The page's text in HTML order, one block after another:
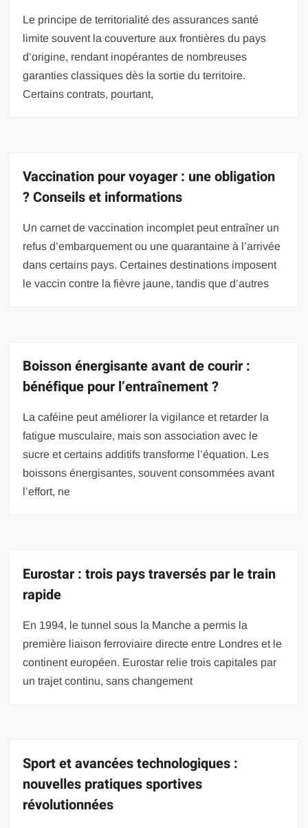
Le principe de territorialité des assurances santé
limite souvent la couverture aux frontières du pays
d’origine, rendant inopérantes de nombreuses
garanties classiques dès la sortie du territoire.
Certains contrats, pourtant,
Vaccination pour voyager : une obligation
? Conseils et informations
Un carnet de vaccination incomplet peut entraîner un
refus d’embarquement ou une quarantaine à l’arrivée
dans certains pays. Certaines destinations imposent
le vaccin contre la fièvre jaune, tandis que d’autres
Boisson énergisante avant de courir :
bénéfique pour l’entraînement ?
La caféine peut améliorer la vigilance et retarder la
fatigue musculaire, mais son association avec le
sucre et certains additifs transforme l’équation. Les
boissons énergisantes, souvent consommées avant
l’effort, ne
Eurostar : trois pays traversés par le train
rapide
En 1994, le tunnel sous la Manche a permis la
première liaison ferroviaire directe entre Londres et le
continent européen. Eurostar relie trois capitales par
un trajet continu, sans changement
Sport et avancées technologiques :
nouvelles pratiques sportives
révolutionnées